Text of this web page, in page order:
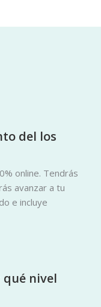
del los
online. Tendrás
avanzar a tu
e incluye
qué nivel